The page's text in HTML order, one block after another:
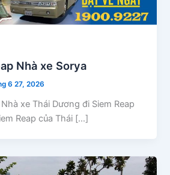
Nhà xe Sorya
6 27, 2026
xe Thái Dương đi Siem Reap
Reap của Thái […]